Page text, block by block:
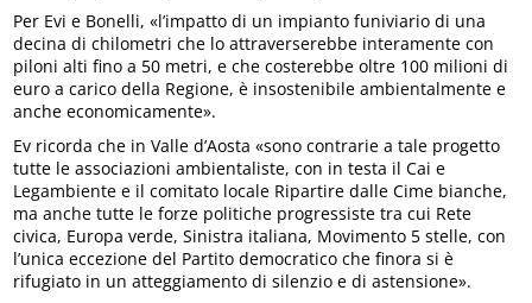
Per Evi e Bonelli, «l’impatto di un impianto funiviario di una
decina di chilometri che lo attraverserebbe interamente con
piloni alti fino a 50 metri, e che costerebbe oltre 100 milioni di
euro a carico della Regione, è insostenibile ambientalmente e
anche economicamente».
Ev ricorda che in Valle d’Aosta «sono contrarie a tale progetto
tutte le associazioni ambientaliste, con in testa il Cai e
Legambiente e il comitato locale Ripartire dalle Cime bianche,
ma anche tutte le forze politiche progressiste tra cui Rete
civica, Europa verde, Sinistra italiana, Movimento 5 stelle, con
l’unica eccezione del Partito democratico che finora si è
rifugiato in un atteggiamento di silenzio e di astensione».